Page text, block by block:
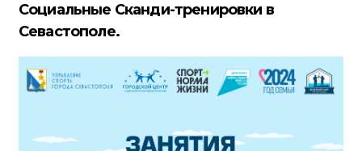
Социальные Сканди-тренировки в
Севастополе.